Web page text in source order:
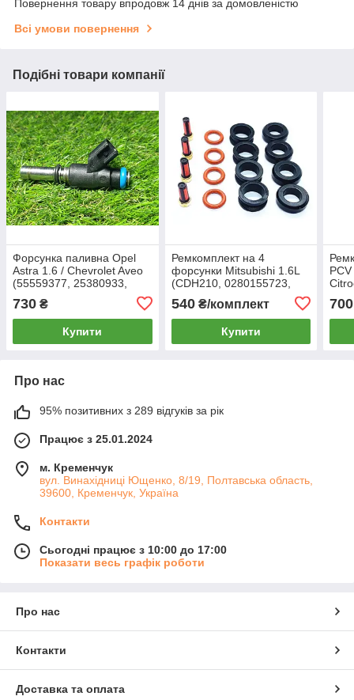
Повернення товару впродовж 14 днів за домовленістю
Всі умови повернення
Подібні товари компанії
Форсунка паливна Opel
Astra 1.6 / Chevrolet Aveo
(55559377, 25380933,
730 ₴
Купити
Ремкомплект на 4
форсунки Mitsubishi 1.6L
(CDH210, 0280155723,
540₴/комплект
Купити
700
Про нас
95% позитивних з 289 відгуків за рік
Працює з 25.01.2024
м. Кременчук
вул. Винахідниці Ющенко, 8/19, Полтавська область,
39600, Кременчук, Україна
Контакти
Сьогодні працює з 10:00 до 17:00
Показати весь графік роботи
Про нас
Контакти
Доставка та оплата